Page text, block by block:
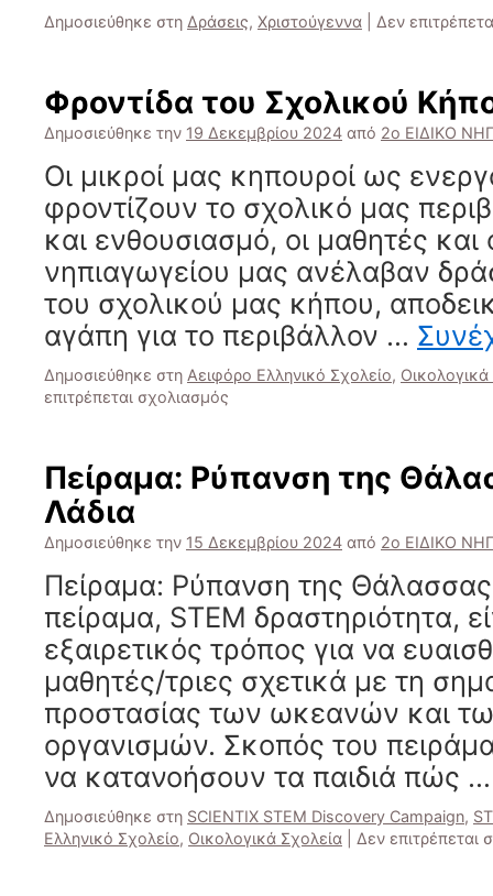
Δημοσιεύθηκε στη Δράσεις, Χριστούγεννα Δεν
Φροντίδα του Σχολικού
Δημοσιεύθηκε την 19 Δεκεμβρίου 2024 από 2ο ΕΙΔΙΚΟ
Οι μικροί μας κηπουροί ως
φροντίζουν το σχολικό μας
και ενθουσιασμό, οι μαθητές και
νηπιαγωγείου μας ανέλαβαν
του σχολικού μας κήπου,
αγάπη για το περιβάλλον …
Δημοσιεύθηκε στη Αειφόρο Ελληνικό Σχολείο,
επιτρέπεται σχολιασμός
Κήπου
Πείραμα: Ρύπανση της
Λάδια
Δημοσιεύθηκε την 15 Δεκεμβρίου 2024 από 2ο ΕΙΔΙΚΟ
Πείραμα: Ρύπανση της
πείραμα, STEM δραστηριότητα,
εξαιρετικός τρόπος για να
μαθητές/τριες σχετικά με τη
προστασίας των ωκεανών και
οργανισμών. Σκοπός του
να κατανοήσουν τα παιδιά πώς
Δημοσιεύθηκε στη SCIENTIX STEM Discovery Campaign,
Ελληνικό Σχολείο, Οικολογικά Σχολεία Δεν επιτρέπεται